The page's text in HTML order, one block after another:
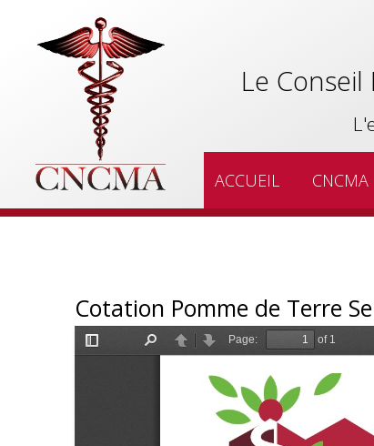
Le
ACCUEIL CNCMA
Cotation Pomme de Terre